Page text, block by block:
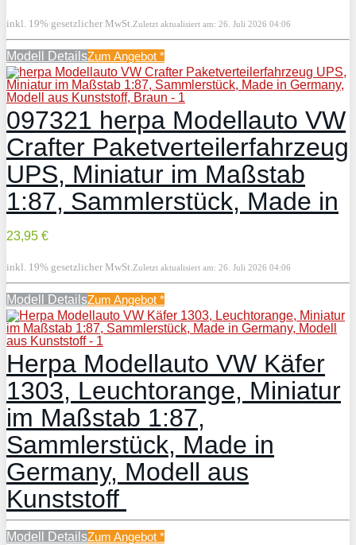
inkl. 19% gesetzlicher MwSt. Zuletzt aktualisiert am: 26. Juli 2026 04:06
Modell DetailsZum Angebot *
097321 herpa Modellauto VW
Crafter Paketverteilerfahrzeug
UPS, Miniatur im Maßstab
1:87, Sammlerstück, Made in
23,95 €
inkl. 19% gesetzlicher MwSt. Zuletzt aktualisiert am: 26. Juli 2026 04:06
Modell DetailsZum Angebot *
Herpa Modellauto VW Käfer
1303, Leuchtorange, Miniatur
im Maßstab 1:87,
Sammlerstück, Made in
Germany, Modell aus
Kunststoff
Modell DetailsZum Angebot *